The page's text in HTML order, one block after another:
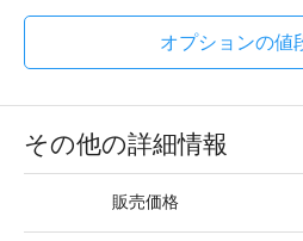
オプションの値
その他の詳細情報
販売価格